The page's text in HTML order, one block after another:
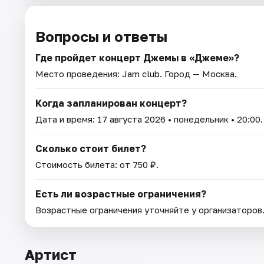
Вопросы и ответы
Где пройдет концерт Джемы в «Джеме»?
Место проведения: Jam club. Город — Москва.
Когда запланирован концерт?
Дата и время: 17 августа 2026 • понедельник • 20:00.
Сколько стоит билет?
Стоимость билета: от 750 ₽.
Есть ли возрастные ограничения?
Возрастные ограничения уточняйте у организаторов.
Артист